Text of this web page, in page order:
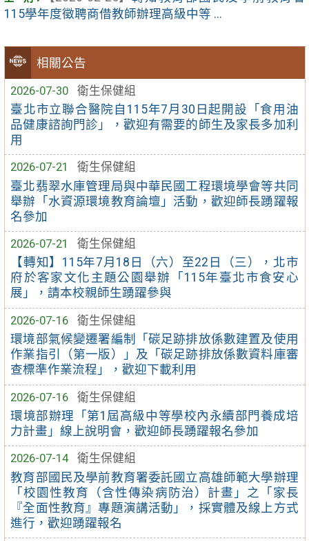
相關公告
2026-07-30
衛生保健組
臺北市立聯合醫院自115年7月30日起開設「食用油
品健康諮詢門診」，歡迎有需要的師生及家長多加利
用
2026-07-21
衛生保健組
臺北翡翠水庫管理局與中華民國工程環境學會等共同
舉辦「水資源環境教育論壇」活動，歡迎師長踴躍報
名參加
2026-07-21
衛生保健組
【轉知】115年7月18日（六）至22日（三），北市
府於客家文化主題公園舉辦「115年臺北市食安心
展」，請本校親師生踴躍參與
2026-07-16
衛生保健組
環境部氣候變遷署編制「碳足跡排放係數建置及使用
作業指引（第一版）」及「碳足跡排放係數資料庫審
查標準作業流程」，歡迎下載利用
2026-07-16
衛生保健組
環境部辦理「第1屆高級中等學校內永續部門養成培
力計畫」線上說明會，歡迎師長踴躍報名參加
2026-07-14
衛生保健組
教育部國民及學前教育署委託國立高雄師範大學辦理
「校園性教育（含性傳染病防治）計畫」之「家長
『全面性教育』專題演講活動」，採實體及線上方式
進行，歡迎踴躍報名
115學年度徵聘商借教師辦理高級中等 ...